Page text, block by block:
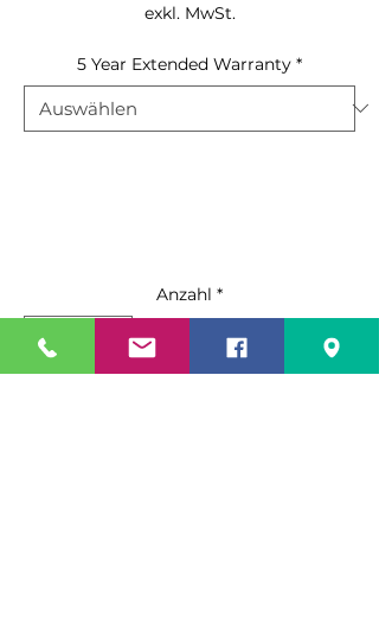
exkl. MwSt.
5 Year Extended Warranty *
Anzahl *